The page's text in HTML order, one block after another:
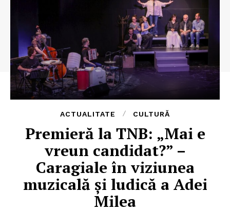
ACTUALITATE CULTURĂ
Premieră la TNB: „Mai e
vreun candidat?” –
Caragiale în viziunea
muzicală și ludică a Adei
Milea